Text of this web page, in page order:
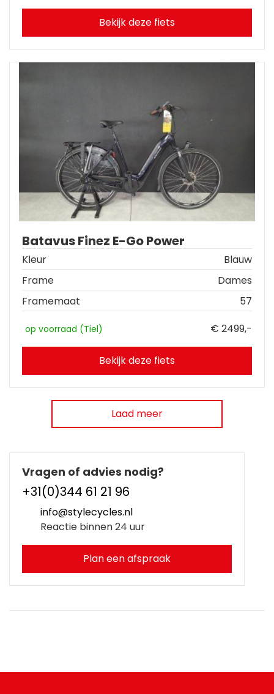
Vragen of advies nodig?
+31(0)344 61 21 96
info@stylecycles.nl
Reactie binnen 24 uur
Plan een afspraak
Bekijk deze fiets
Batavus Finez E-Go Power
Kleur
Blauw
Frame
Dames
Framemaat
57
op voorraad (Tiel) € 2499,-
Bekijk deze fiets
Laad meer